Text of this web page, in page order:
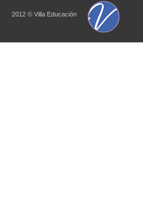
2012 © Villa Educación